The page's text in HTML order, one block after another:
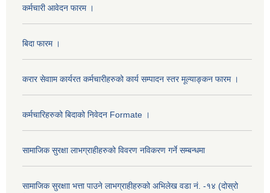
कर्मचारी आवेदन फारम ।
बिदा फारम ।
करार सेवााम कार्यरत कर्मचारीहरुको कार्य सम्पादन स्तर मूल्याङ्कन फारम ।
कर्मचारिहरुको बिदाको निवेदन Formate ।
सामाजिक सुरक्षा लाभग्राहीहरुको विवरण नविकरण गर्ने सम्बन्धमा
सामाजिक सुरक्षाा भत्ता पाउने लाभग्राहीहरुको अभिलेख वडा नं. -१४ (दोस्रो